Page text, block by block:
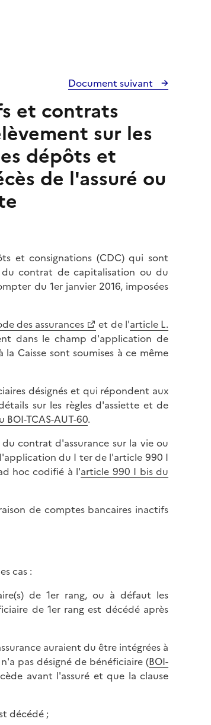
Document suivant
et contrats
sur les
dépôts et
de l'assuré ou
et consignations (CDC) qui sont
du contrat de capitalisation ou du
du 1er janvier 2016, imposées
des assurances et de l'article L.
dans le champ d'application de
Caisse sont soumises à ce même
désignés et qui répondent aux
sur les règles d'assiette et de
BOI-TCAS-AUT-60.
contrat d'assurance sur la vie ou
du I ter de l'article 990 I
hoc codifié à l'article 990 I bis du
de comptes bancaires inactifs
cas :
de 1er rang, ou à défaut les
de 1er rang est décédé après
auraient du être intégrées à
pas désigné de bénéficiaire (BOI-
avant l'assuré et que la clause
décédé ;